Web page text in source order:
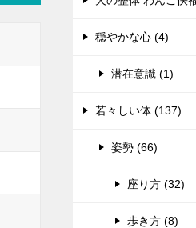
穏やかな心 (4)
潜在意識 (1)
若々しい体 (137)
姿勢 (66)
座り方 (32)
歩き方 (8)